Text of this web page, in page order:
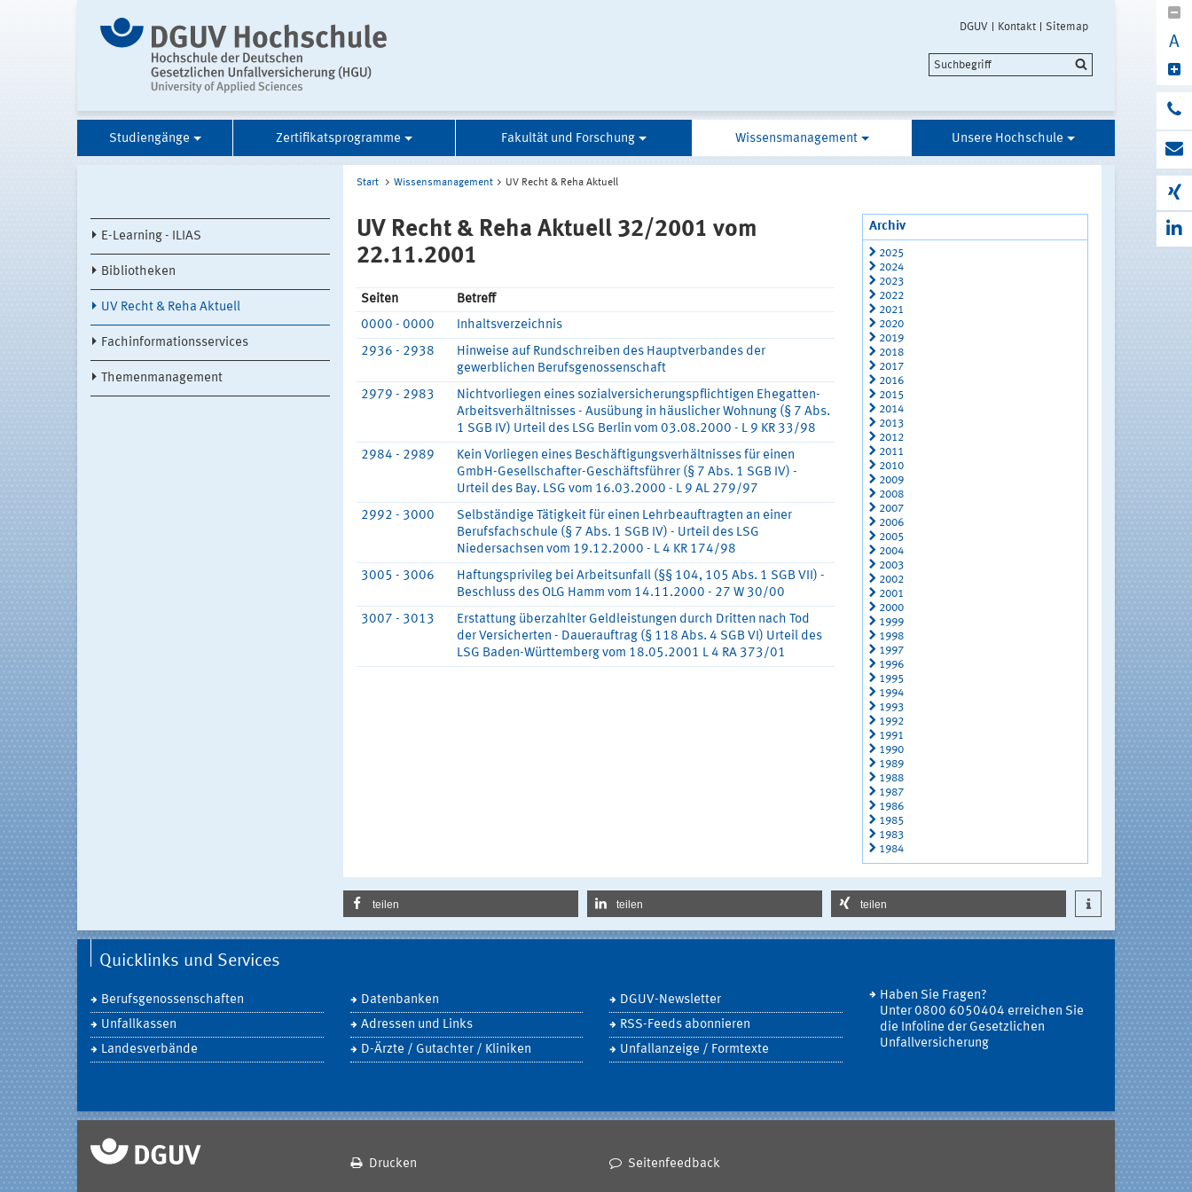
DGUV Kontakt Sitemap
A
Studiengänge Zertifikatsprogramme Fakultät und Forschung Wissensmanagement Unsere Hochschule
E-Learning - ILIAS
Bibliotheken
UV Recht & Reha Aktuell
Fachinformationsservices
Themenmanagement
Start Wissensmanagement UV Recht & Reha Aktuell
UV Recht & Reha Aktuell 32/2001 vom
22.11.2001
Seiten
Betreff
0000 - 0000
Inhaltsverzeichnis
2936 - 2938
Hinweise auf Rundschreiben des Hauptverbandes der
gewerblichen Berufsgenossenschaft
2979 - 2983
Nichtvorliegen eines sozialversicherungspflichtigen Ehegatten-
Arbeitsverhältnisses - Ausübung in häuslicher Wohnung (§ 7 Abs.
1 SGB IV) Urteil des LSG Berlin vom 03.08.2000 - L 9 KR 33/98
2984 - 2989
Kein Vorliegen eines Beschäftigungsverhältnisses für einen
GmbH-Gesellschafter-Geschäftsführer (§ 7 Abs. 1 SGB IV) -
Urteil des Bay. LSG vom 16.03.2000 - L 9 AL 279/97
2992 - 3000
Selbständige Tätigkeit für einen Lehrbeauftragten an einer
Berufsfachschule (§ 7 Abs. 1 SGB IV) - Urteil des LSG
Niedersachsen vom 19.12.2000 - L 4 KR 174/98
3005 - 3006
Haftungsprivileg bei Arbeitsunfall (§§ 104, 105 Abs. 1 SGB VII) -
Beschluss des OLG Hamm vom 14.11.2000 - 27 W 30/00
3007 - 3013
Erstattung überzahlter Geldleistungen durch Dritten nach Tod
der Versicherten - Dauerauftrag (§ 118 Abs. 4 SGB VI) Urteil des
LSG Baden-Württemberg vom 18.05.2001 L 4 RA 373/01
Archiv
2025
2024
2023
2022
2021
2020
2019
2018
2017
2016
2015
2014
2013
2012
2011
2010
2009
2008
2007
2006
2005
2004
2003
2002
2001
2000
1999
1998
1997
1996
1995
1994
1993
1992
1991
1990
1989
1988
1987
1986
1985
1983
1984
teilen teilen teilen
Quicklinks und Services
Berufsgenossenschaften
Unfallkassen
Landesverbände
Datenbanken
Adressen und Links
D-Ärzte / Gutachter / Kliniken
DGUV-Newsletter
RSS-Feeds abonnieren
Unfallanzeige / Formtexte
Haben Sie Fragen?
Unter 0800 6050404 erreichen Sie
die Infoline der Gesetzlichen
Unfallversicherung
Drucken Seitenfeedback